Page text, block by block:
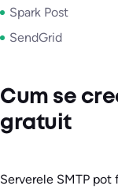
Spark Post
SendGrid
Cum se
gratuit
Serverele SMTP